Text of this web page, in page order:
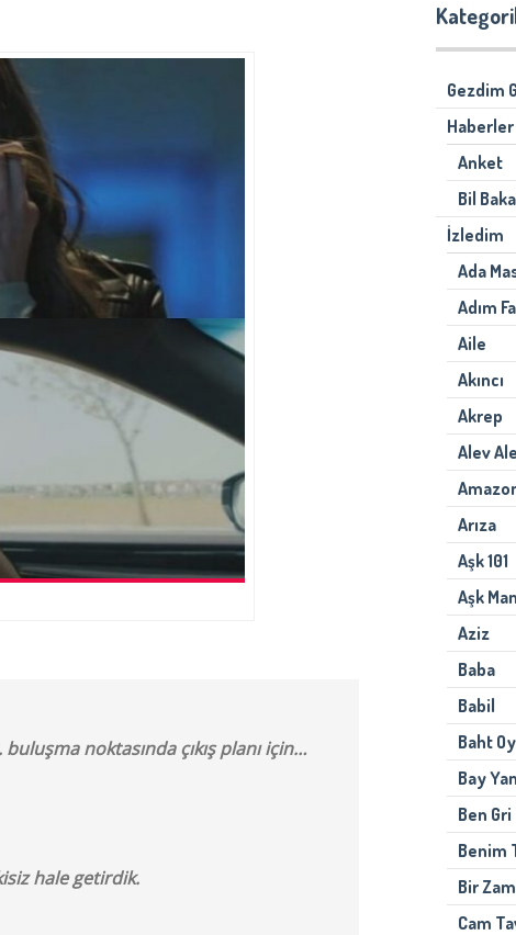
noktasında çıkış planı için…
hale getirdik.
Gezdim
Haberler
Anket
Bil
İzledim
Ada
Adım
Aile
Akıncı
Akrep
Alev
Arıza
Aşk 101
Aşk
Aziz
Baba
Babil
Baht
Bay
Ben Gri
Benim
Bir
Cam